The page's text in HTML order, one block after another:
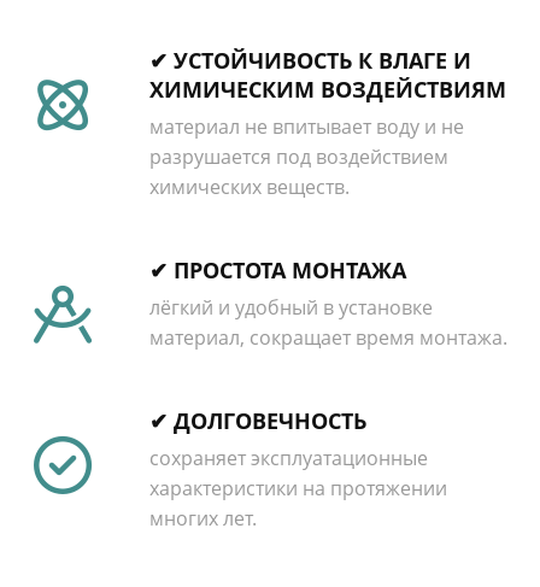
✔ УСТОЙЧИВОСТЬ К ВЛАГЕ И
ХИМИЧЕСКИМ ВОЗДЕЙСТВИЯМ
материал не впитывает воду и не
разрушается под воздействием
химических веществ.
✔ ПРОСТОТА МОНТАЖА
лёгкий и удобный в установке
материал, сокращает время монтажа.
✔ ДОЛГОВЕЧНОСТЬ
сохраняет эксплуатационные
характеристики на протяжении
многих лет.